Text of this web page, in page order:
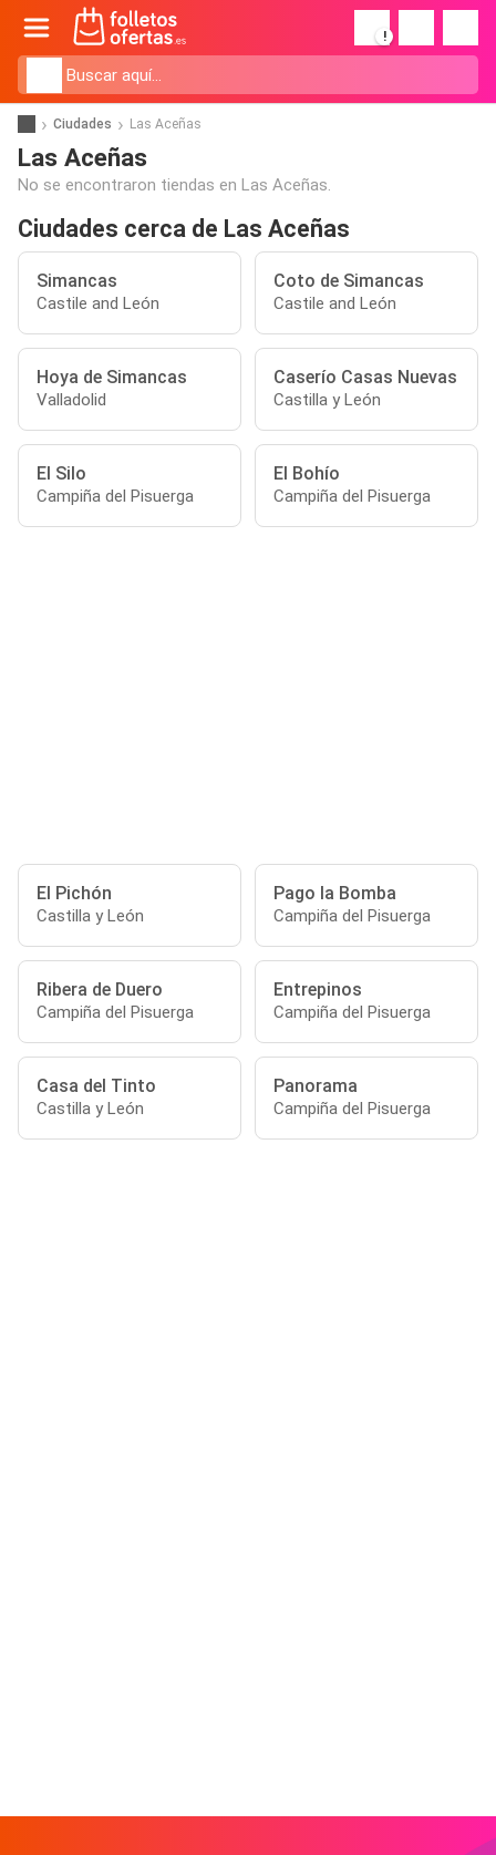
!
Ciudades Las Aceñas
Las Aceñas
No se encontraron tiendas en Las Aceñas.
Ciudades cerca de Las Aceñas
Simancas
Castile and León
Coto de Simancas
Castile and León
Hoya de Simancas
Valladolid
Caserío Casas Nuevas
Castilla y León
El Silo
Campiña del Pisuerga
El Bohío
Campiña del Pisuerga
El Pichón
Castilla y León
Pago la Bomba
Campiña del Pisuerga
Ribera de Duero
Campiña del Pisuerga
Entrepinos
Campiña del Pisuerga
Casa del Tinto
Castilla y León
Panorama
Campiña del Pisuerga